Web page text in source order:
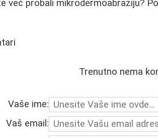
već probali mikrodermoabraziju?
Trenutno nema
Vaše ime:
Vaš email: